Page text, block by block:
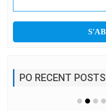
PO RECENT POSTS